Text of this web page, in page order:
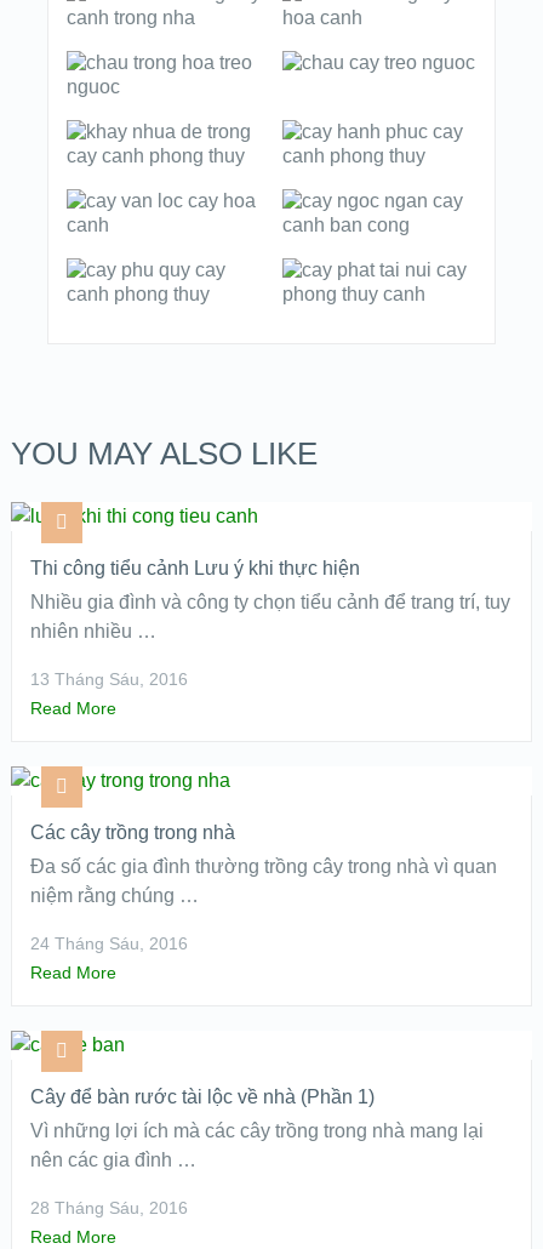
YOU MAY ALSO LIKE
Thi công tiểu cảnh Lưu ý khi thực hiện
Nhiều gia đình và công ty chọn tiểu cảnh để trang trí, tuy
nhiên nhiều …
13 Tháng Sáu, 2016
Read More
Các cây trồng trong nhà
Đa số các gia đình thường trồng cây trong nhà vì quan
niệm rằng chúng …
24 Tháng Sáu, 2016
Read More
Cây để bàn rước tài lộc về nhà (Phần 1)
Vì những lợi ích mà các cây trồng trong nhà mang lại
nên các gia đình …
28 Tháng Sáu, 2016
Read More